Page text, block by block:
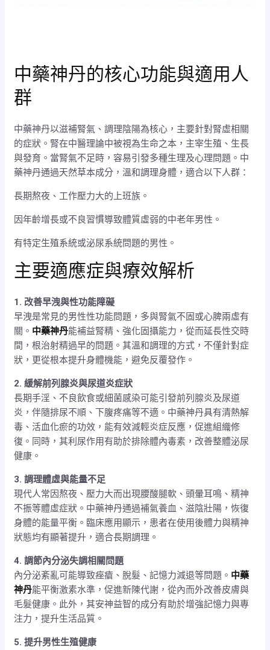
中藥神丹的核心功能與適用人
群
中藥神丹以滋補腎氣、調理陰陽為核心，主要針對腎虛相關
的症狀。腎在中醫理論中被視為生命之本，主宰生殖、生長
與發育。當腎氣不足時，容易引發多種生理及心理問題。中
藥神丹通過天然草本成分，溫和調理身體，適合以下人群：
長期熬夜、工作壓力大的上班族。
因年齡增長或不良習慣導致體質虛弱的中老年男性。
有特定生殖系統或泌尿系統問題的男性。
主要適應症與療效解析
1. 改善早洩與性功能障礙
早洩是常見的男性性功能問題，多與腎氣不固或心脾兩虛有
關。 中藥神丹能補益腎精、強化固攝能力，從而延長性交時
間，根治射精過早的問題。其溫和調理的方式，不僅針對症
狀，更從根本提升身體機能，避免反覆發作。
2. 緩解前列腺炎與尿道炎症狀
長期手淫、不良飲食或細菌感染可能引發前列腺炎及尿道
炎，伴隨排尿不順、下腹疼痛等不適。中藥神丹具有清熱解
毒、活血化瘀的功效，能有效減輕炎症反應，促進組織修
復。同時，其利尿作用有助於排除體內毒素，改善整體泌尿
健康。
3. 調理體虛與能量不足
現代人常因熬夜、壓力大而出現腰酸腿軟、頭暈耳鳴、精神
不振等體虛症狀。中藥神丹通過補氣養血、滋陰壯陽，恢復
身體的能量平衡。臨床應用顯示，患者在使用後體力與精神
狀態均有顯著提升，適合長期調理。
4. 調節內分泌失調相關問題
內分泌紊亂可能導致痤瘡、脫髮、記憶力減退等問題。 中藥
神丹能平衡激素水準，促進新陳代謝，從內而外改善皮膚與
毛髮健康。此外，其安神益智的成分有助於增強記憶力與專
注力，提升生活品質。
5. 提升男性生殖健康